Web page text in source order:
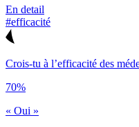
En detail
#efficacité
Crois-tu à l’efficacité des
70%
« Oui »